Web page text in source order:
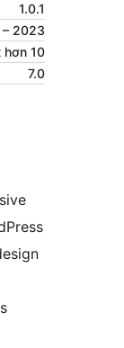
1.0.1
2023
hơn 10
7.0